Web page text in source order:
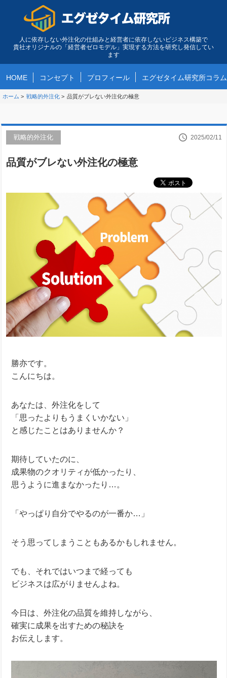
人に依存しない外注化の仕組みと経営者に依存しないビジネス構築で
貴社オリジナルの「経営者ゼロモデル」実現する方法を研究し発信してい
ます
HOME コンセプト プロフィール エグゼタイム研究所コラム
ホーム > 戦略的外注化 > 品質がブレない外注化の極意
戦略的外注化 2025/02/11
品質がブレない外注化の極意
勝亦です。
こんにちは。
あなたは、外注化をして
「思ったよりもうまくいかない」
と感じたことはありませんか？
期待していたのに、
成果物のクオリティが低かったり、
思うように進まなかったり…。
「やっぱり自分でやるのが一番か…」
そう思ってしまうこともあるかもしれません。
でも、それではいつまで経っても
ビジネスは広がりませんよね。
今日は、外注化の品質を維持しながら、
確実に成果を出すための秘訣を
お伝えします。